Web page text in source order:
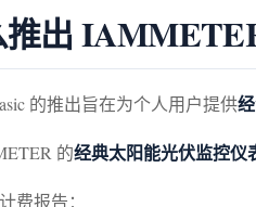
出
的推出旨在为个人用户提供
的经典太阳能光伏监控仪
费报告：